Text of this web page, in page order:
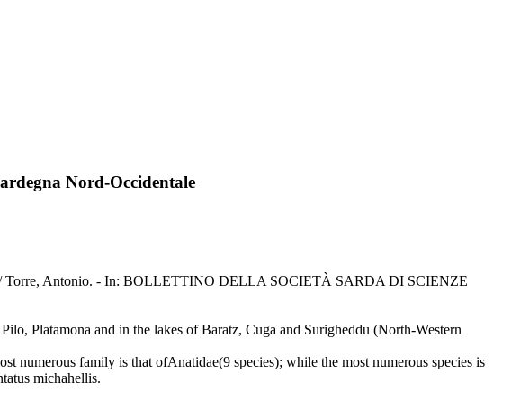
Nord-Occidentale
/ Torre, Antonio. - In: BOLLETTINO DELLA SOCIETÀ SARDA DI SCIENZE
Platamona and in the lakes of Baratz, Cuga and Surigheddu (North-Western
numerous family is that ofAnatidae(9 species); while the most numerous species is
michahellis.